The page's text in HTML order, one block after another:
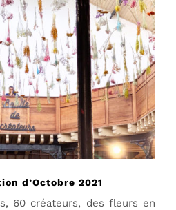
d’Octobre 2021
60 créateurs, des fleurs en